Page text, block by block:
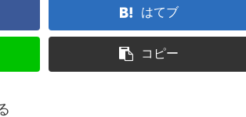
はてブ
コピー